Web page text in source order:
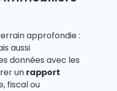
approfondie :
aussi
données avec les
un rapport
fiscal ou